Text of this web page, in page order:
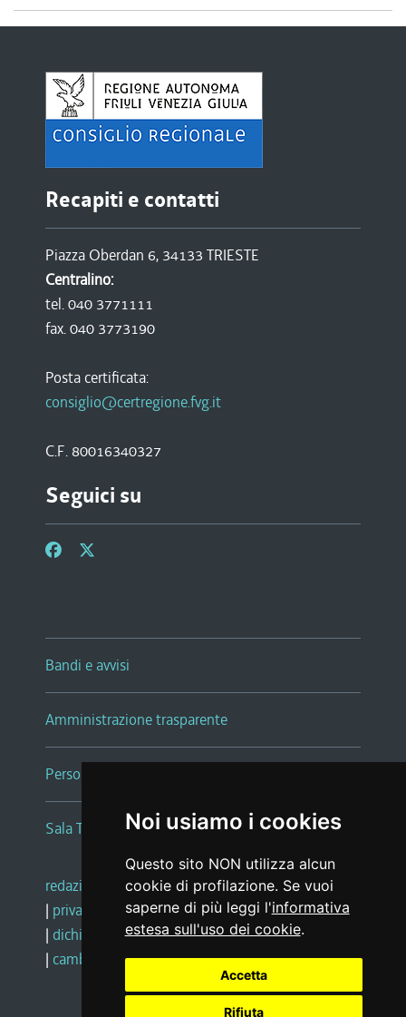
Noi usiamo i cookies
Questo sito NON utilizza alcun
cookie di profilazione. Se vuoi
saperne di più leggi l'informativa
estesa sull'uso dei cookie.
Accetta
Rifiuta
Recapiti e contatti
Piazza Oberdan 6, 34133 TRIESTE
Centralino:
tel. 040 3771111
fax. 040 3773190
Posta certificata:
consiglio@certregione.fvg.it
C.F. 80016340327
Seguici su
Bandi e avvisi
Amministrazione trasparente
Persone e Uffici
Sala Tiziano Tessitori
redazione web |note legali |glossario
| privacy
social media policy
| dichiarazione di accessibilità |feedback
| cambio preferenze cookie